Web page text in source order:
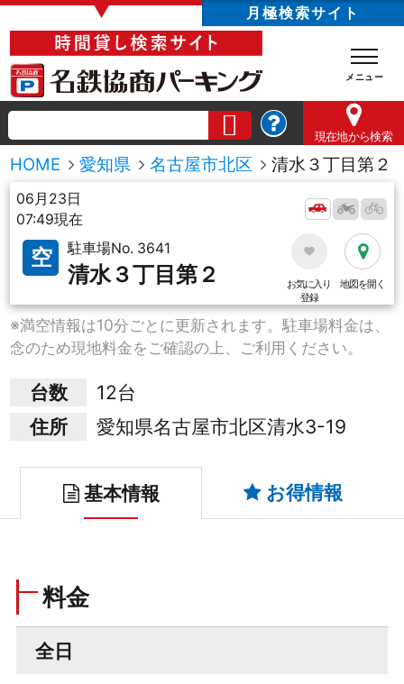
▼ 月極検索サイト
現在地から検索
HOME 愛知県 名古屋市北区 清水３丁目第２
06月23日
07:49現在
空 駐車場No. 3641
清水３丁目第２
お気に入り
登録
地図を開く
※満空情報は10分ごとに更新されます。駐車場料金は、
念のため現地料金をご確認の上、ご利用ください。
台数
12台
住所
愛知県名古屋市北区清水3-19
基本情報 お得情報
料金
全日